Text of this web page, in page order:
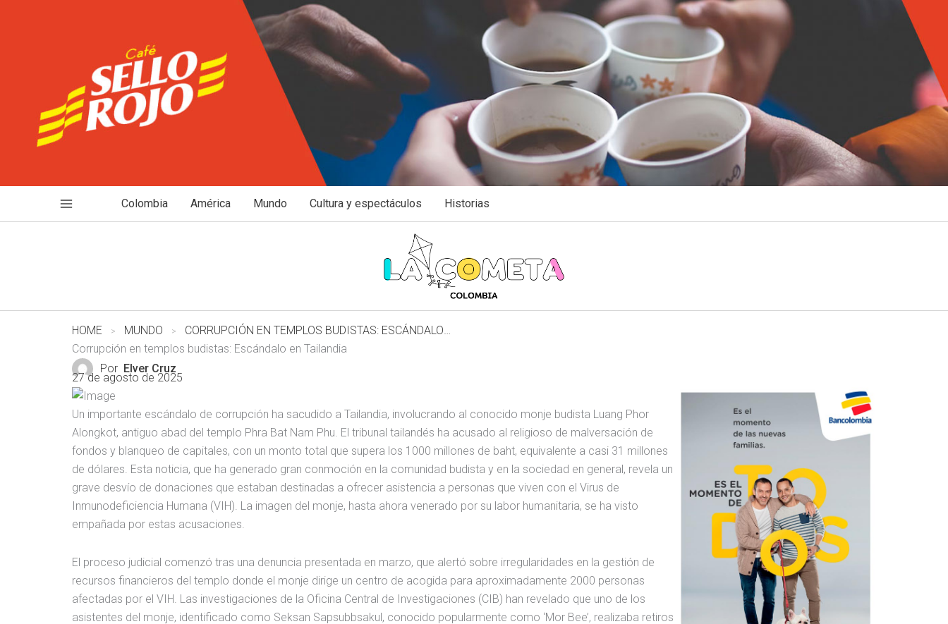
Colombia América Mundo Cultura y espectáculos Historias
HOME MUNDO
CORRUPCIÓN EN TEMPLOS BUDISTAS: ESCÁNDALO EN TAILANDIA
Corrupción en templos budistas: Escándalo en Tailandia
Por Elver Cruz
27 de agosto de 2025
Un importante escándalo de corrupción ha sacudido a Tailandia, involucrando al conocido monje budista Luang Phor
Alongkot, antiguo abad del templo Phra Bat Nam Phu. El tribunal tailandés ha acusado al religioso de malversación de
fondos y blanqueo de capitales, con un monto total que supera los 1000 millones de baht, equivalente a casi 31 millones
de dólares. Esta noticia, que ha generado gran conmoción en la comunidad budista y en la sociedad en general, revela un
grave desvío de donaciones que estaban destinadas a ofrecer asistencia a personas que viven con el Virus de
Inmunodeficiencia Humana (VIH). La imagen del monje, hasta ahora venerado por su labor humanitaria, se ha visto
empañada por estas acusaciones.
El proceso judicial comenzó tras una denuncia presentada en marzo, que alertó sobre irregularidades en la gestión de
recursos financieros del templo donde el monje dirige un centro de acogida para aproximadamente 2000 personas
afectadas por el VIH. Las investigaciones de la Oficina Central de Investigaciones (CIB) han revelado que uno de los
asistentes del monje, identificado como Seksan Sapsubbsakul, conocido popularmente como ‘Mor Bee’, realizaba retiros